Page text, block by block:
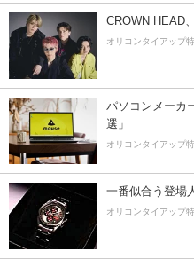
CROWN HEAD
オリコンタイアップ
パソコンメーカ
選」
オリコンタイアップ
一番似合う登場
オリコンタイアップ